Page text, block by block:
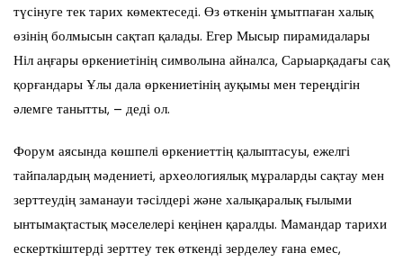
түсінуге тек тарих көмектеседі. Өз өткенін ұмытпаған халық
өзінің болмысын сақтап қалады. Егер Мысыр пирамидалары
Ніл аңғары өркениетінің символына айналса, Сарыарқадағы сақ
қорғандары Ұлы дала өркениетінің ауқымы мен тереңдігін
әлемге танытты, – деді ол.
Форум аясында көшпелі өркениеттің қалыптасуы, ежелгі
тайпалардың мәдениеті, археологиялық мұраларды сақтау мен
зерттеудің заманауи тәсілдері және халықаралық ғылыми
ынтымақтастық мәселелері кеңінен қаралды. Мамандар тарихи
ескерткіштерді зерттеу тек өткенді зерделеу ғана емес,